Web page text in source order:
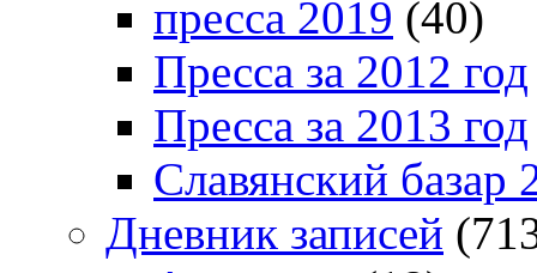
пресса 2019 (40)
Пресса за 2012 год
Пресса за 2013 год
Славянский базар
Дневник записей